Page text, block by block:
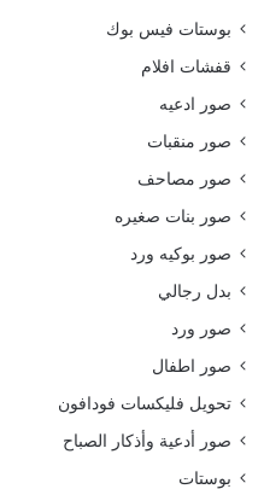
بوستات فيس بوك
قفشات افلام
صور ادعيه
صور منقبات
صور مصاحف
صور بنات صغيره
صور بوكيه ورد
بدل رجالي
صور ورد
صور اطفال
تحويل فليكسات فودافون
صور أدعية وأذكار الصباح
بوستات